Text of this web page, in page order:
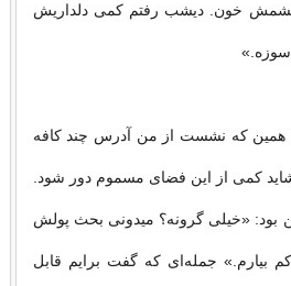
چشمش خون. دیشب رفتم کمی دلداریش
سوار شد. همین که نشست از من آدرس چند کافه
شاید کمی از این فضای مسموم دور شود.
بود: «خیلی گرونه؟ میدونی بحث پولش
بیارم.» جمله‌ای که گفت برایم قابل